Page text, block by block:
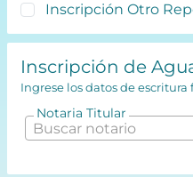
Inscripción Otro
Inscripción de
Ingrese los datos de
Notaria Titular
Buscar notario